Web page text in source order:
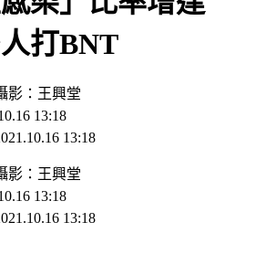
染」比率增達
打BNT
：王興堂
13:18
影：王興堂
13:18